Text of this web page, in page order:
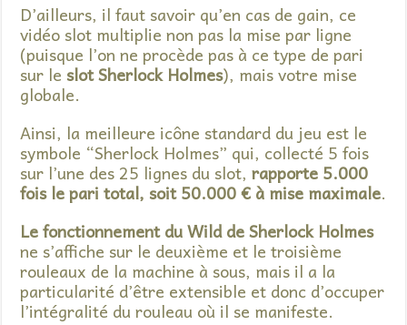
D’ailleurs, il faut savoir qu’en cas de gain, ce
vidéo slot multiplie non pas la mise par ligne
(puisque l’on ne procède pas à ce type de pari
sur le slot Sherlock Holmes), mais votre mise
globale.
Ainsi, la meilleure icône standard du jeu est le
symbole “Sherlock Holmes” qui, collecté 5 fois
sur l’une des 25 lignes du slot,rapporte 5.000
fois le pari total, soit 50.000 € à mise maximale.
Le fonctionnement du Wild de Sherlock Holmes
ne s’affiche sur le deuxième et le troisième
rouleaux de la machine à sous, mais il a la
particularité d’être extensible et donc d’occuper
l’intégralité du rouleau où il se manifeste.